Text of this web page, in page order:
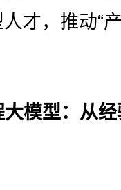
才，推动“
模型：从